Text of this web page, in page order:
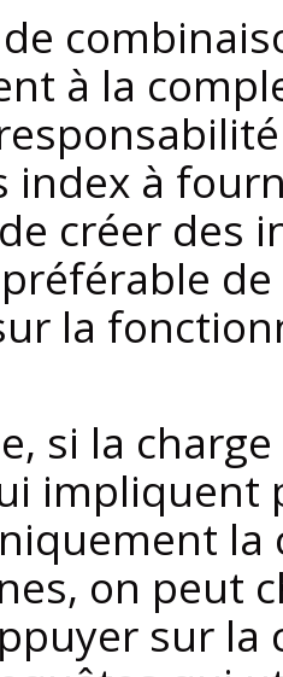
à la
index à
créer des
la
si la
impliquent
on peut
sur